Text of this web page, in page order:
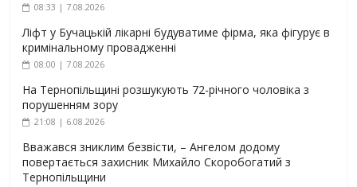
08:33 | 7.08.2026
Ліфт у Бучацькій лікарні будуватиме фірма, яка фігурує в
кримінальному провадженні
08:00 | 7.08.2026
На Тернопільщині розшукують 72-річного чоловіка з
порушенням зору
21:08 | 6.08.2026
Вважався зниклим безвісти, – Ангелом додому
повертається захисник Михайло Скоробогатий з
Тернопільщини